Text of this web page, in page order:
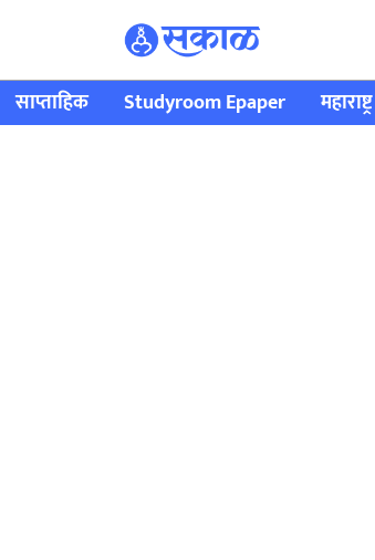
साप्ताहिक Studyroom Epaper महाराष्ट्र